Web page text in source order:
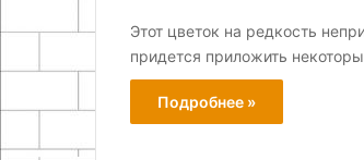
Этот цветок на редкость
придется приложить
Подробнее »